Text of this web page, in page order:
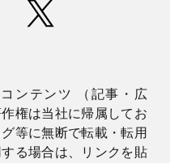
ンテンツ （記事・広
権は当社に帰属してお
等に無断で転載・転用
る場合は、リンクを貼